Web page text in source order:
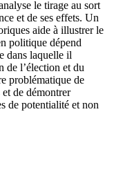
le tirage au sort
et de ses effets. Un
aide à illustrer le
politique dépend
dans laquelle il
de l’élection et du
problématique de
et de démontrer
de potentialité et non